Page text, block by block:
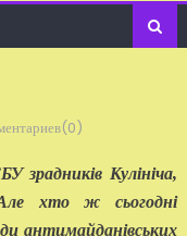
зрадників Кулініча,
хто ж сьогодні
антимайданівських